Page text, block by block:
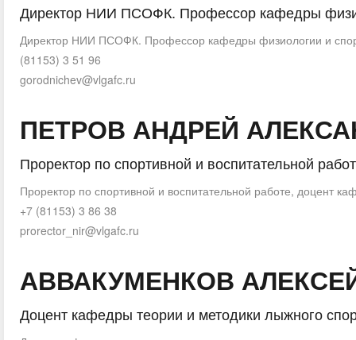
Директор НИИ ПСОФК. Профессор кафедры
Директор НИИ ПСОФК. Профессор кафедры физиологии и
(81153) 3 51 96
gorodnichev@vlgafc.ru
ПЕТРОВ АНДРЕЙ
Проректор по спортивной и воспитательной
Проректор по спортивной и воспитательной работе, доцент
+7 (81153) 3 86 38
prorector_nir@vlgafc.ru
АВВАКУМЕНКОВ
Доцент кафедры теории и методики лыжного